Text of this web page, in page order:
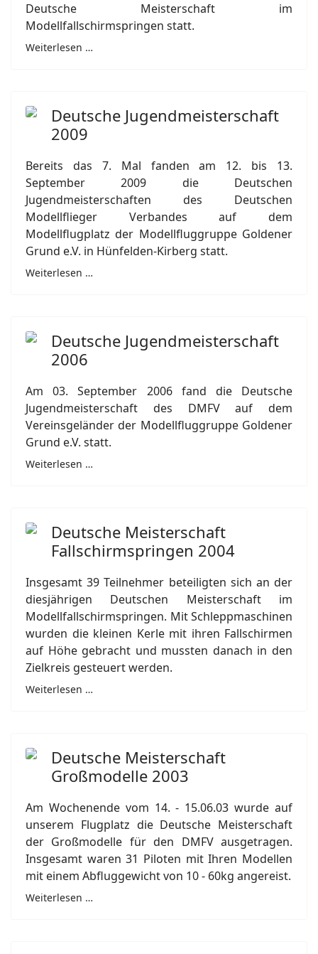
Deutsche Meisterschaft im
Modellfallschirmspringen statt.
Weiterlesen …
Deutsche Jugendmeisterschaft
2009
Bereits das 7. Mal fanden am 12. bis 13.
September 2009 die Deutschen
Jugendmeisterschaften des Deutschen
Modellflieger Verbandes auf dem
Modellflugplatz der Modellfluggruppe Goldener
Grund e.V. in Hünfelden-Kirberg statt.
Weiterlesen …
Deutsche Jugendmeisterschaft
2006
Am 03. September 2006 fand die Deutsche
Jugendmeisterschaft des DMFV auf dem
Vereinsgeländer der Modellfluggruppe Goldener
Grund e.V. statt.
Weiterlesen …
Deutsche Meisterschaft
Fallschirmspringen 2004
Insgesamt 39 Teilnehmer beteiligten sich an der
diesjährigen Deutschen Meisterschaft im
Modellfallschirmspringen. Mit Schleppmaschinen
wurden die kleinen Kerle mit ihren Fallschirmen
auf Höhe gebracht und mussten danach in den
Zielkreis gesteuert werden.
Weiterlesen …
Deutsche Meisterschaft
Großmodelle 2003
Am Wochenende vom 14. - 15.06.03 wurde auf
unserem Flugplatz die Deutsche Meisterschaft
der Großmodelle für den DMFV ausgetragen.
Insgesamt waren 31 Piloten mit Ihren Modellen
mit einem Abfluggewicht von 10 - 60kg angereist.
Weiterlesen …